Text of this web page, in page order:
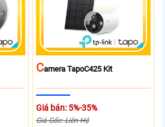
CAmera TapoC425 Kit
Giá bán: 5%-35%
Giá Gốc: Liên Hệ